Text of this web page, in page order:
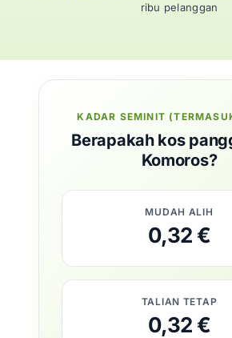
ribu pelanggan
KADAR SEMINIT
Berapakah kos
Komoros?
MUDAH ALIH
0,32 €
TALIAN TETAP
0,32 €